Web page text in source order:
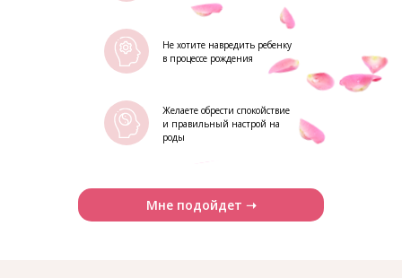
Желаете обрести спокойствие
и правильный настрой на
роды
Не хотите навредить ребенку
в процессе рождения
Мне подойдет ➝